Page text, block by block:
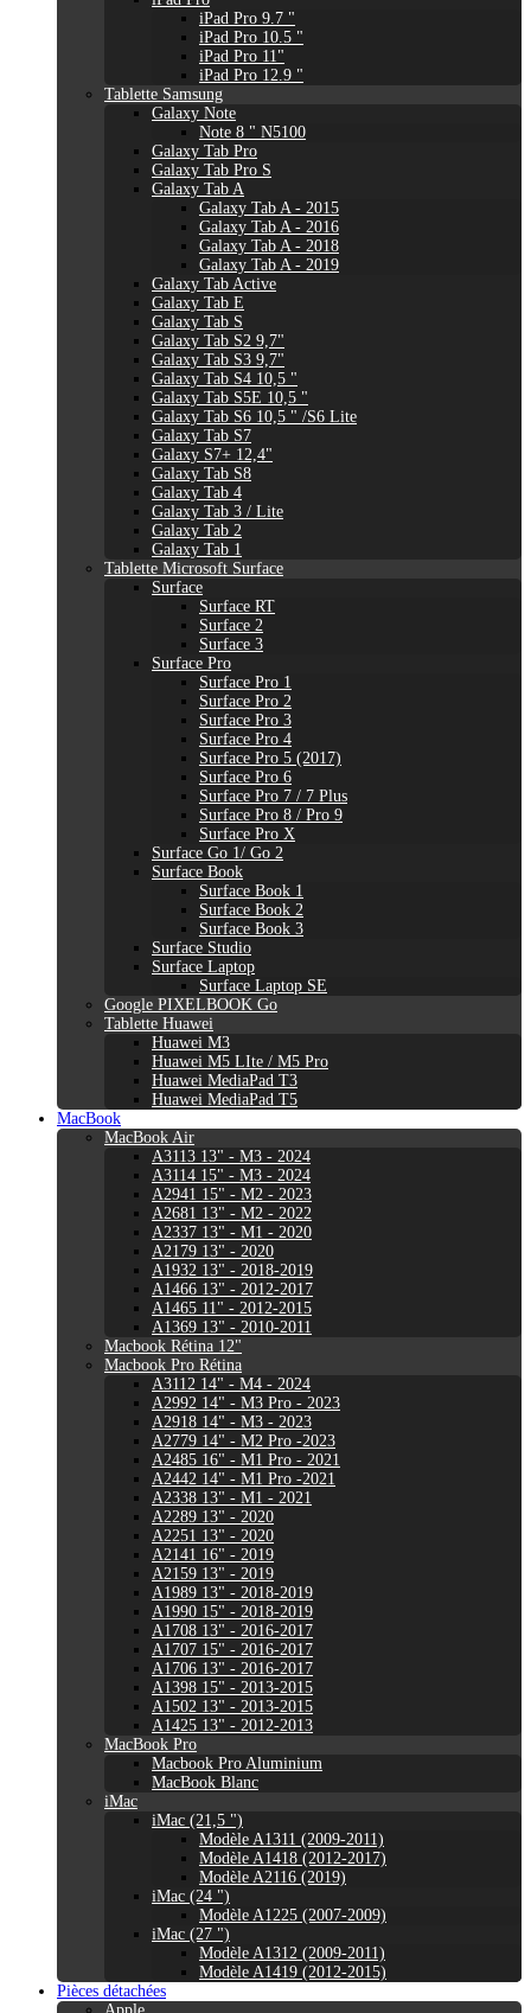
iPad Pro 9.7 "
iPad Pro 10.5 "
iPad Pro 11"
iPad Pro 12.9 "
Tablette Samsung
Galaxy Note
Note 8 " N5100
Galaxy Tab Pro
Galaxy Tab Pro S
Galaxy Tab A
Galaxy Tab A - 2015
Galaxy Tab A - 2016
Galaxy Tab A - 2018
Galaxy Tab A - 2019
Galaxy Tab Active
Galaxy Tab E
Galaxy Tab S
Galaxy Tab S2 9,7"
Galaxy Tab S3 9,7"
Galaxy Tab S4 10,5 "
Galaxy Tab S5E 10,5 "
Galaxy Tab S6 10,5 " /S6 Lite
Galaxy Tab S7
Galaxy S7+ 12,4"
Galaxy Tab S8
Galaxy Tab 4
Galaxy Tab 3 / Lite
Galaxy Tab 2
Galaxy Tab 1
Tablette Microsoft Surface
Surface
Surface RT
Surface 2
Surface 3
Surface Pro
Surface Pro 1
Surface Pro 2
Surface Pro 3
Surface Pro 4
Surface Pro 5 (2017)
Surface Pro 6
Surface Pro 7 / 7 Plus
Surface Pro 8 / Pro 9
Surface Pro X
Surface Go 1/ Go 2
Surface Book
Surface Book 1
Surface Book 2
Surface Book 3
Surface Studio
Surface Laptop
Surface Laptop SE
Google PIXELBOOK Go
Tablette Huawei
Huawei M3
Huawei M5 LIte / M5 Pro
Huawei MediaPad T3
Huawei MediaPad T5
MacBook
MacBook Air
A3113 13" - M3 - 2024
A3114 15" - M3 - 2024
A2941 15" - M2 - 2023
A2681 13" - M2 - 2022
A2337 13" - M1 - 2020
A2179 13" - 2020
A1932 13" - 2018-2019
A1466 13" - 2012-2017
A1465 11" - 2012-2015
A1369 13" - 2010-2011
Macbook Rétina 12"
Macbook Pro Rétina
A3112 14" - M4 - 2024
A2992 14" - M3 Pro - 2023
A2918 14" - M3 - 2023
A2779 14" - M2 Pro -2023
A2485 16" - M1 Pro - 2021
A2442 14" - M1 Pro -2021
A2338 13" - M1 - 2021
A2289 13" - 2020
A2251 13" - 2020
A2141 16" - 2019
A2159 13" - 2019
A1989 13" - 2018-2019
A1990 15" - 2018-2019
A1708 13" - 2016-2017
A1707 15" - 2016-2017
A1706 13" - 2016-2017
A1398 15" - 2013-2015
A1502 13" - 2013-2015
A1425 13" - 2012-2013
MacBook Pro
Macbook Pro Aluminium
MacBook Blanc
iMac
iMac (21,5 ")
Modèle A1311 (2009-2011)
Modèle A1418 (2012-2017)
Modèle A2116 (2019)
iMac (24 ")
Modèle A1225 (2007-2009)
iMac (27 ")
Modèle A1312 (2009-2011)
Modèle A1419 (2012-2015)
Pièces détachées